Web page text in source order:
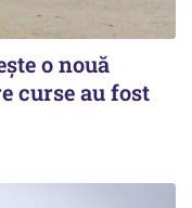
o nouă
curse au fost